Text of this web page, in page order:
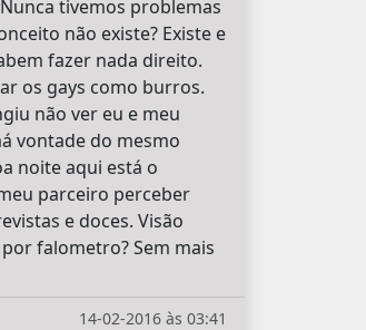
tivemos problemas
não existe? Existe e
fazer nada direito.
os gays como burros.
não ver eu e meu
vontade do mesmo
noite aqui está o
parceiro perceber
e doces. Visão
falometro? Sem mais
14-02-2016 às 03:41